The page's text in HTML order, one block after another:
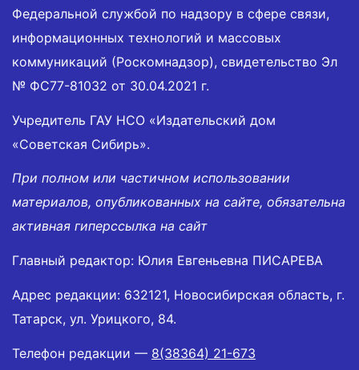
Федеральной службой по надзору в сфере связи,
информационных технологий и массовых
коммуникаций (Роскомнадзор), свидетельство Эл
№ ФС77-81032 от 30.04.2021 г.
Учредитель ГАУ НСО «Издательский дом
«Советская Сибирь».
При полном или частичном использовании
материалов, опубликованных на сайте, обязательна
активная гиперссылка на сайт
Главный редактор: Юлия Евгеньевна ПИСАРЕВА
Адрес редакции: 632121, Новосибирская область, г.
Татарск, ул. Урицкого, 84.
Телефон редакции — 8(38364) 21-673